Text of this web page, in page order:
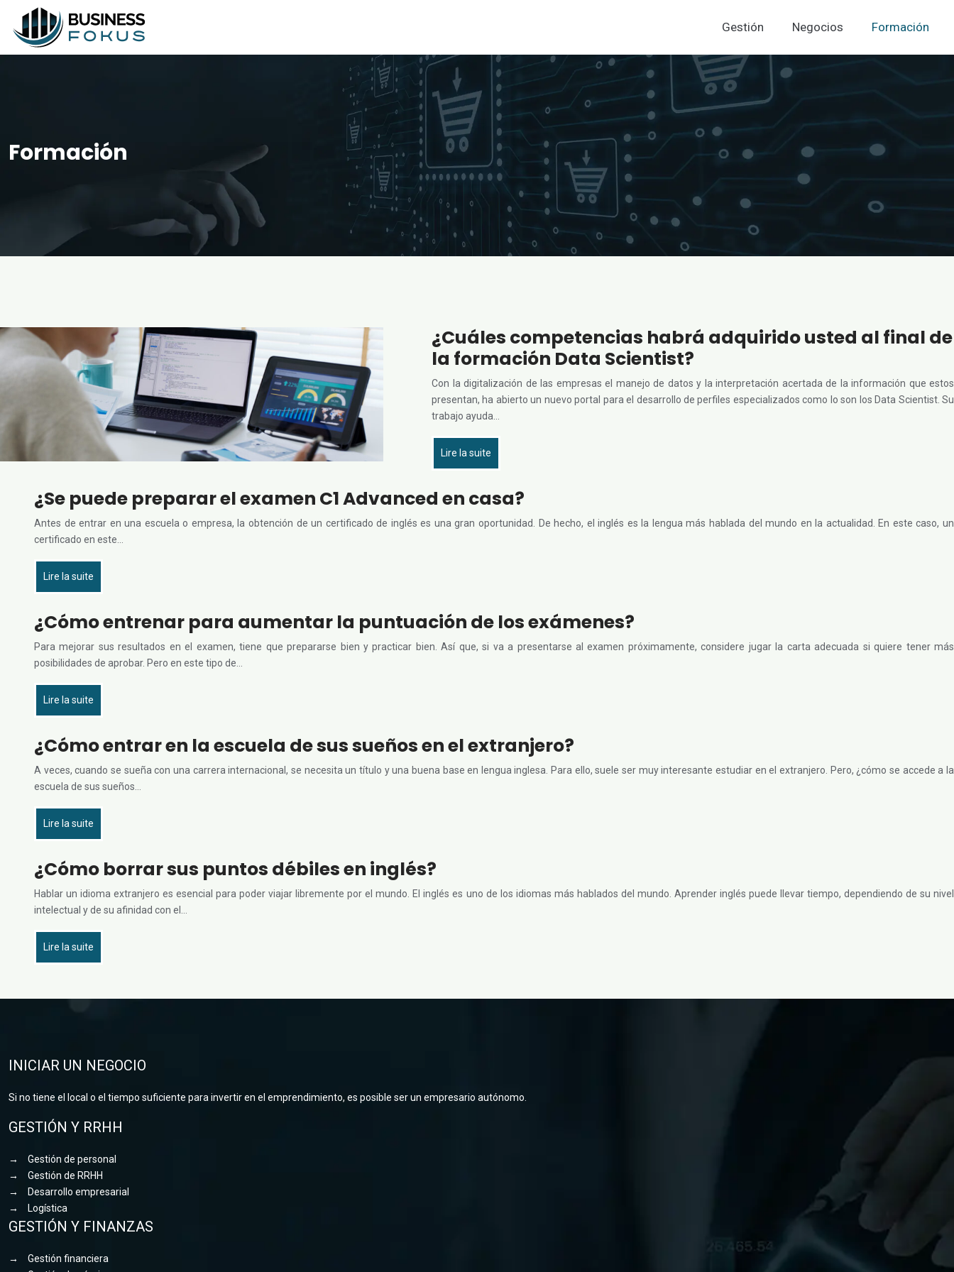
Gestión Negocios Formación
Formación
¿Cuáles competencias habrá adquirido usted al final de
la formación Data Scientist?
Con la digitalización de las empresas el manejo de datos y la interpretación acertada de la información que estos
presentan, ha abierto un nuevo portal para el desarrollo de perfiles especializados como lo son los Data Scientist. Su
trabajo ayuda…
Lire la suite
¿Se puede preparar el examen C1 Advanced en casa?
Antes de entrar en una escuela o empresa, la obtención de un certificado de inglés es una gran oportunidad. De hecho, el inglés es la lengua más hablada del mundo en la actualidad. En este caso, un
certificado en este…
Lire la suite
¿Cómo entrenar para aumentar la puntuación de los exámenes?
Para mejorar sus resultados en el examen, tiene que prepararse bien y practicar bien. Así que, si va a presentarse al examen próximamente, considere jugar la carta adecuada si quiere tener más
posibilidades de aprobar. Pero en este tipo de…
Lire la suite
¿Cómo entrar en la escuela de sus sueños en el extranjero?
A veces, cuando se sueña con una carrera internacional, se necesita un título y una buena base en lengua inglesa. Para ello, suele ser muy interesante estudiar en el extranjero. Pero, ¿cómo se accede a la
escuela de sus sueños…
Lire la suite
¿Cómo borrar sus puntos débiles en inglés?
Hablar un idioma extranjero es esencial para poder viajar libremente por el mundo. El inglés es uno de los idiomas más hablados del mundo. Aprender inglés puede llevar tiempo, dependiendo de su nivel
intelectual y de su afinidad con el…
Lire la suite
INICIAR UN NEGOCIO
Si no tiene el local o el tiempo suficiente para invertir en el emprendimiento, es posible ser un empresario autónomo.
GESTIÓN Y RRHH
→
Gestión de personal
→
Gestión de RRHH
→
Desarrollo empresarial
→
Logística
GESTIÓN Y FINANZAS
→
Gestión financiera